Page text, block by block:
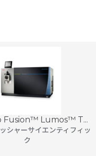
Fusion™ Lumos™ T...
シャーサイエンティフィッ
ク